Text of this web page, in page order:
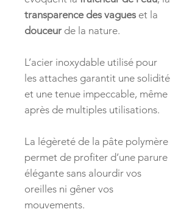
transparence des vagues et la
douceur de la nature.
L’acier inoxydable utilisé pour
les attaches garantit une solidité
et une tenue impeccable, même
après de multiples utilisations.
La légèreté de la pâte polymère
permet de profiter d’une parure
élégante sans alourdir vos
oreilles ni gêner vos
mouvements.